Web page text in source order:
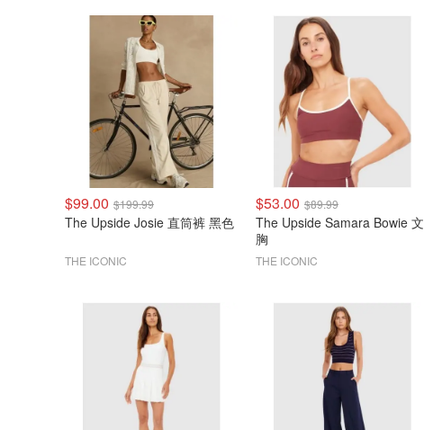
$99.00 $199.99
The Upside Josie 直筒裤 黑色
THE ICONIC
$53.00 $89.99
The Upside Samara Bowie 文
胸
THE ICONIC